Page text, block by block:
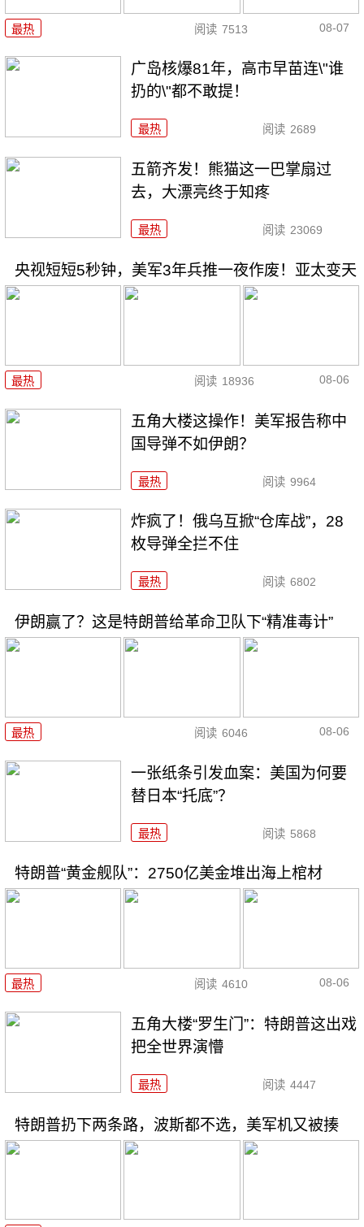
最热 阅读 7513 08-07
广岛核爆81年，高市早苗连\"谁
扔的\"都不敢提！
最热 阅读 2689
五箭齐发！熊猫这一巴掌扇过
去，大漂亮终于知疼
最热 阅读 23069
央视短短5秒钟，美军3年兵推一夜作废！亚太变天
最热 阅读 18936 08-06
五角大楼这操作！美军报告称中
国导弹不如伊朗？
最热 阅读 9964
炸疯了！俄乌互掀“仓库战”，28
枚导弹全拦不住
最热 阅读 6802
伊朗赢了？这是特朗普给革命卫队下“精准毒计”
最热 阅读 6046 08-06
一张纸条引发血案：美国为何要
替日本“托底”？
最热 阅读 5868
特朗普“黄金舰队”：2750亿美金堆出海上棺材
最热 阅读 4610 08-06
五角大楼“罗生门”：特朗普这出戏
把全世界演懵
最热 阅读 4447
特朗普扔下两条路，波斯都不选，美军机又被揍